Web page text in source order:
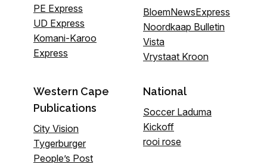
PE Express
UD Express
Komani-Karoo
Express
BloemNewsExpress
Noordkaap Bulletin
Vista
Vrystaat Kroon
Western Cape
Publications
City Vision
Tygerburger
People’s Post
National
Soccer Laduma
Kickoff
rooi rose